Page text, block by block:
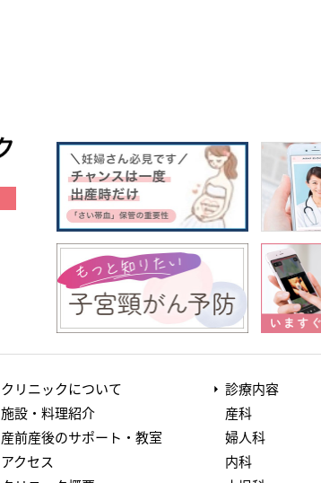
クリニックについて
施設・料理紹介
産前産後のサポート・教室
アクセス
診療内容
産科
婦人科
内科